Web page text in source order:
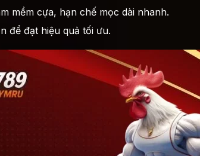
mềm cựa, hạn chế mọc dài nhanh.
để đạt hiệu quả tối ưu.